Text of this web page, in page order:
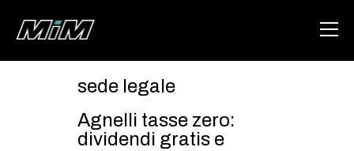
ABOUT
sede legale
Agnelli tasse zero:
dividendi gratis e